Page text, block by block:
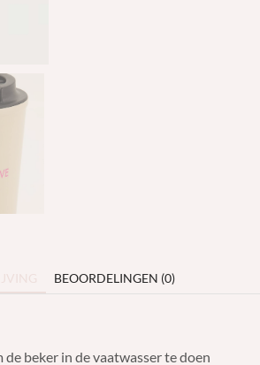
BEOORDELINGEN (0)
beker in de vaatwasser te doen